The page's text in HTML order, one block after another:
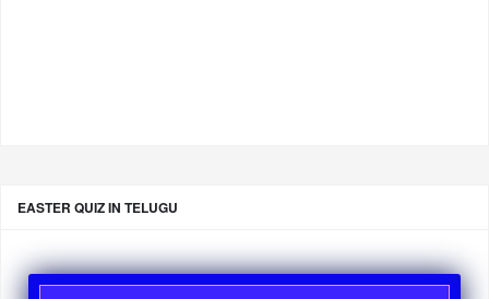
EASTER QUIZ IN TELUGU